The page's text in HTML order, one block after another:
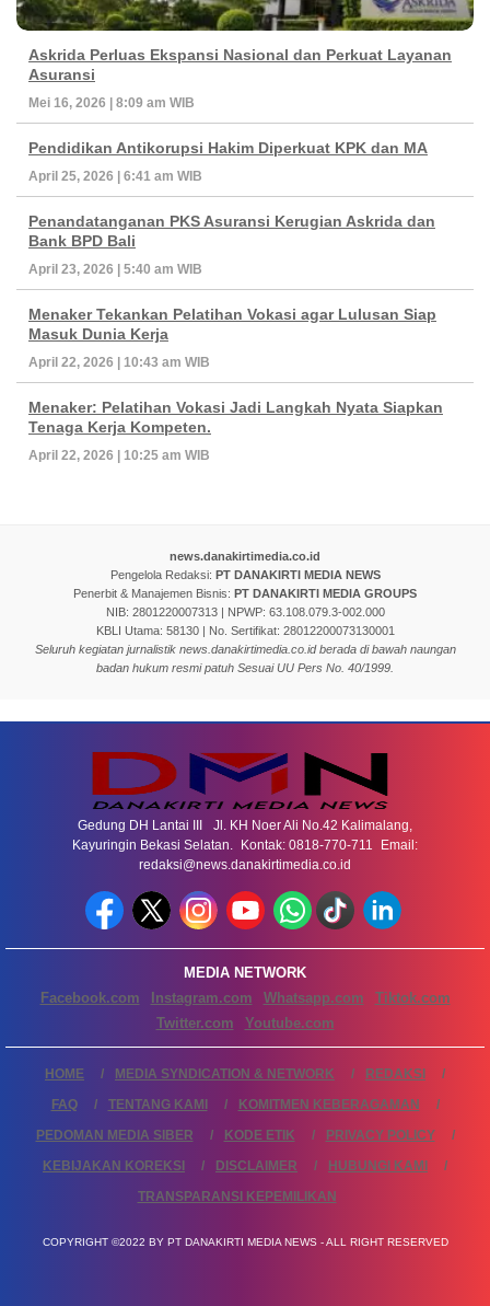
Askrida Perluas Ekspansi Nasional dan Perkuat Layanan
Asuransi
Mei 16, 2026 | 8:09 am WIB
Pendidikan Antikorupsi Hakim Diperkuat KPK dan MA
April 25, 2026 | 6:41 am WIB
Penandatanganan PKS Asuransi Kerugian Askrida dan
Bank BPD Bali
April 23, 2026 | 5:40 am WIB
Menaker Tekankan Pelatihan Vokasi agar Lulusan Siap
Masuk Dunia Kerja
April 22, 2026 | 10:43 am WIB
Menaker: Pelatihan Vokasi Jadi Langkah Nyata Siapkan
Tenaga Kerja Kompeten.
April 22, 2026 | 10:25 am WIB
news.danakirtimedia.co.id
Pengelola Redaksi: PT DANAKIRTI MEDIA NEWS
Penerbit & Manajemen Bisnis: PT DANAKIRTI MEDIA GROUPS
NIB: 2801220007313 | NPWP: 63.108.079.3-002.000
KBLI Utama: 58130 | No. Sertifikat: 28012200073130001
Seluruh kegiatan jurnalistik news.danakirtimedia.co.id berada di bawah naungan
badan hukum resmi patuh Sesuai UU Pers No. 40/1999.
Gedung DH Lantai III Jl. KH Noer Ali No.42 Kalimalang,
Kayuringin Bekasi Selatan. Kontak: 0818-770-711 Email:
redaksi@news.danakirtimedia.co.id
MEDIA NETWORK
Facebook.com
Instagram.com Whatsapp.com
Tiktok.com
Twitter.com
Youtube.com
HOME MEDIA SYNDICATION & NETWORK
REDAKSI
FAQ
TENTANG KAMI
KOMITMEN KEBERAGAMAN
PEDOMAN MEDIA SIBER
KODE ETIK
PRIVACY POLICY
KEBIJAKAN KOREKSI
DISCLAIMER
HUBUNGI KAMI
TRANSPARANSI KEPEMILIKAN
COPYRIGHT ©2022 BY PT DANAKIRTI MEDIA NEWS - ALL RIGHT RESERVED